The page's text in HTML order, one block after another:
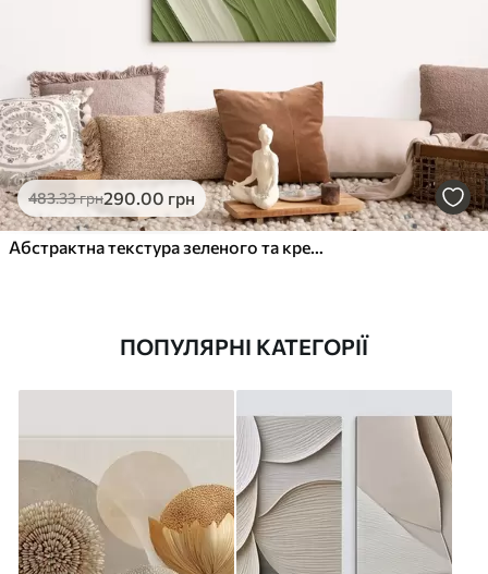
483.33грн290.00 грн
Абстрактна текстура зеленого та кремового кольорів
ПОПУЛЯРНІ КАТЕГОРІЇ